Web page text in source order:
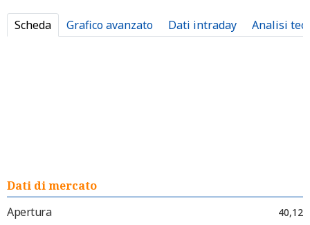
Scheda Grafico avanzato Dati intraday Analisi
Dati di mercato
Apertura
40,12